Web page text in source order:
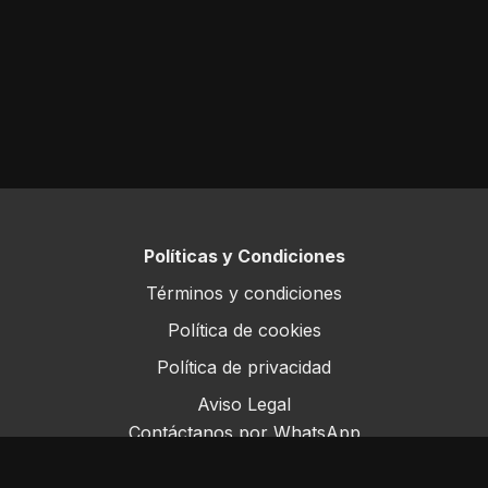
Políticas y Condiciones
Términos y condiciones
Política de cookies
Política de privacidad
Aviso Legal
Contáctanos por WhatsApp